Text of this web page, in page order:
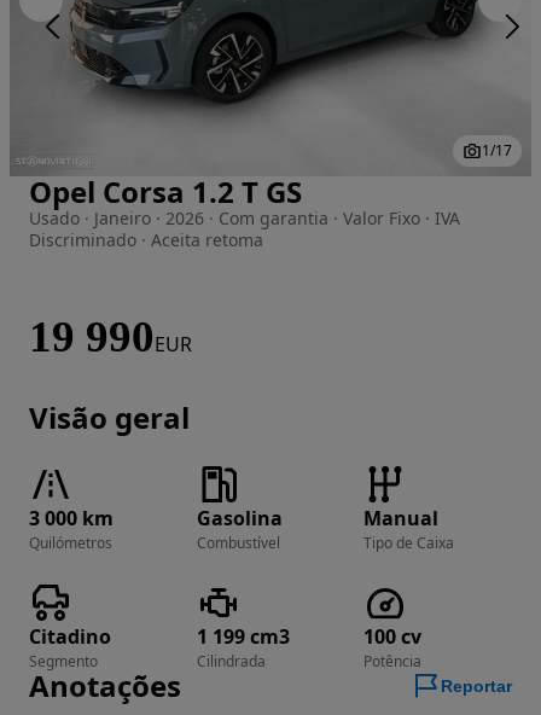
Imagem 1 de 17
1/17
Opel Corsa 1.2 T GS
Usado · Janeiro · 2026 · Com garantia · Valor Fixo · IVA
Discriminado · Aceita retoma
19 990EUR
Visão geral
3 000 km
Quilómetros
Gasolina
Combustível
Manual
Tipo de Caixa
Citadino
Segmento
1 199 cm3
Cilindrada
100 cv
Potência
Anotações Reportar